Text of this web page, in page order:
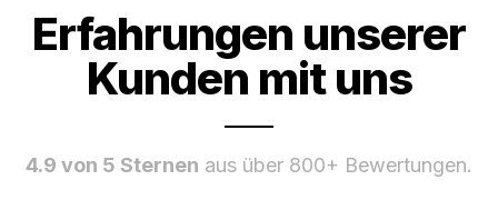
Erfahrungen unserer
Kunden mit uns
4.9 von 5 Sternen aus über 800+ Bewertungen.